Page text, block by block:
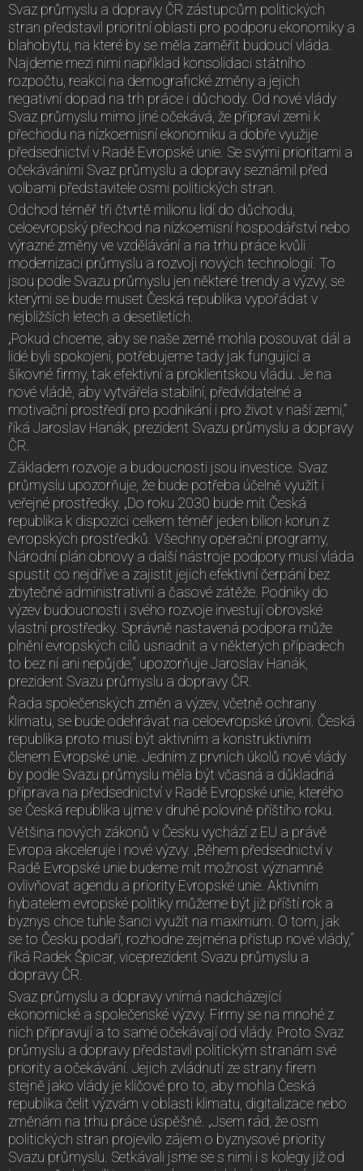
Svaz průmyslu a dopravy ČR zástupcům politických
stran představil prioritní oblasti pro podporu ekonomiky a
blahobytu, na které by se měla zaměřit budoucí vláda.
Najdeme mezi nimi například konsolidaci státního
rozpočtu, reakci na demografické změny a jejich
negativní dopad na trh práce i důchody. Od nové vlády
Svaz průmyslu mimo jiné očekává, že připraví zemi k
přechodu na nízkoemisní ekonomiku a dobře využije
předsednictví v Radě Evropské unie. Se svými prioritami a
očekáváními Svaz průmyslu a dopravy seznámil před
volbami představitele osmi politických stran.
Odchod téměř tři čtvrtě milionu lidí do důchodu,
celoevropský přechod na nízkoemisní hospodářství nebo
výrazné změny ve vzdělávání a na trhu práce kvůli
modernizaci průmyslu a rozvoji nových technologií. To
jsou podle Svazu průmyslu jen některé trendy a výzvy, se
kterými se bude muset Česká republika vypořádat v
nejbližších letech a desetiletích.
„Pokud chceme, aby se naše země mohla posouvat dál a
lidé byli spokojeni, potřebujeme tady jak fungující a
šikovné firmy, tak efektivní a proklientskou vládu. Je na
nové vládě, aby vytvářela stabilní, předvídatelné a
motivační prostředí pro podnikání i pro život v naší zemi,”
říká Jaroslav Hanák, prezident Svazu průmyslu a dopravy
ČR.
Základem rozvoje a budoucnosti jsou investice. Svaz
průmyslu upozorňuje, že bude potřeba účelně využít i
veřejné prostředky. „Do roku 2030 bude mít Česká
republika k dispozici celkem téměř jeden bilion korun z
evropských prostředků. Všechny operační programy,
Národní plán obnovy a další nástroje podpory musí vláda
spustit co nejdříve a zajistit jejich efektivní čerpání bez
zbytečné administrativní a časové zátěže. Podniky do
výzev budoucnosti i svého rozvoje investují obrovské
vlastní prostředky. Správně nastavená podpora může
plnění evropských cílů usnadnit a v některých případech
to bez ní ani nepůjde,“ upozorňuje Jaroslav Hanák,
prezident Svazu průmyslu a dopravy ČR.
Řada společenských změn a výzev, včetně ochrany
klimatu, se bude odehrávat na celoevropské úrovni. Česká
republika proto musí být aktivním a konstruktivním
členem Evropské unie. Jedním z prvních úkolů nové vlády
by podle Svazu průmyslu měla být včasná a důkladná
příprava na předsednictví v Radě Evropské unie, kterého
se Česká republika ujme v druhé polovině příštího roku.
Většina nových zákonů v Česku vychází z EU a právě
Evropa akceleruje i nové výzvy. „Během předsednictví v
Radě Evropské unie budeme mít možnost významně
ovlivňovat agendu a priority Evropské unie. Aktivním
hybatelem evropské politiky můžeme být již příští rok a
byznys chce tuhle šanci využít na maximum. O tom, jak
se to Česku podaří, rozhodne zejména přístup nové vlády,“
říká Radek Špicar, viceprezident Svazu průmyslu a
dopravy ČR.
Svaz průmyslu a dopravy vnímá nadcházející
ekonomické a společenské výzvy. Firmy se na mnohé z
nich připravují a to samé očekávají od vlády. Proto Svaz
průmyslu a dopravy představil politickým stranám své
priority a očekávání. Jejich zvládnutí ze strany firem
stejně jako vlády je klíčové pro to, aby mohla Česká
republika čelit výzvám v oblasti klimatu, digitalizace nebo
změnám na trhu práce úspěšně. „Jsem rád, že osm
politických stran projevilo zájem o byznysové priority
Svazu průmyslu. Setkávali jsme se s nimi i s kolegy již od